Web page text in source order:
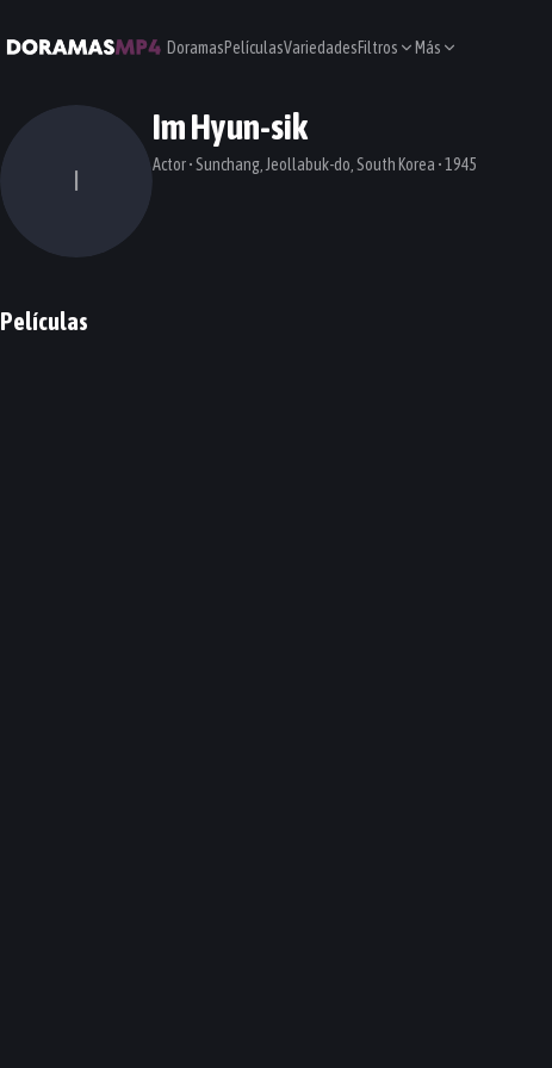
DoramasPelículasVariedadesFiltros Más
I
Im Hyun-sik
Actor • Sunchang, Jeollabuk-do, South Korea • 1945
Películas